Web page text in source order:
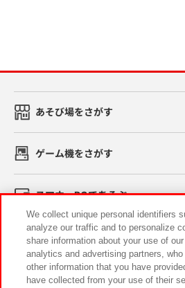
あそび場をさがす
ゲーム機をさがす
スマホ・PCであそぶ
イベント・キャンペーン
We collect unique personal identifiers
analyze our traffic and to personalize
share information about your use of
analytics and advertising partners,
other information that you have
have collected from your use of their